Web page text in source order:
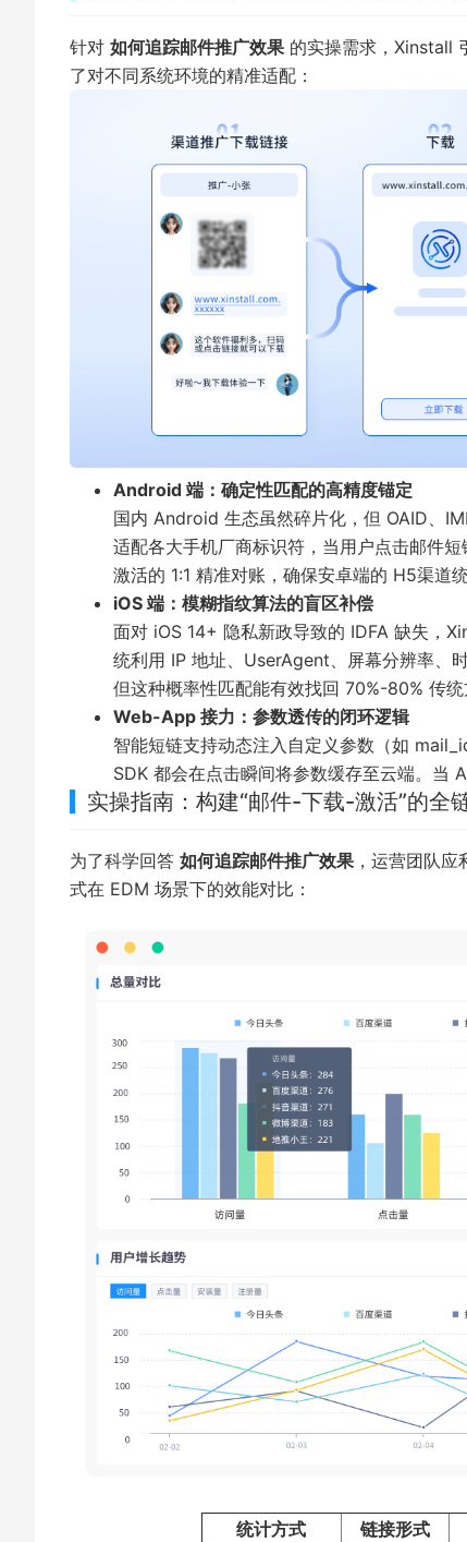
针对 如何追踪邮件推广效果 的实操需求， Xinstall
了对不同系统环境的精准适配：
Android 端：确定性匹配的高精度锚定
国内 Android 生态虽然碎片化，但 OAID、
适配各大手机厂商标识符，当用户点击邮件
激活的 1:1 精准对账，确保安卓端的 H5渠道
iOS 端：模糊指纹算法的盲区补偿
面对 iOS 14+ 隐私新政导致的 IDFA 缺失，
统利用 IP 地址、UserAgent、屏幕分辨率、
但这种概率性匹配能有效找回 70%-80% 传
Web-App 接力：参数透传的闭环逻辑
智能短链支持动态注入自定义参数（如
SDK 都会在点击瞬间将参数缓存至云端。当
实操指南：构建“邮件-下载-激活”的全
为了科学回答 如何追踪邮件推广效果 ，运营团队
式在 EDM 场景下的效能对比：
统计方式 链接形式